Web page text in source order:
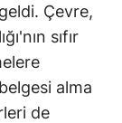
Çevre,
sıfır
alma
de